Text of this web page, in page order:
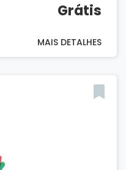
Grátis
MAIS DETALHES